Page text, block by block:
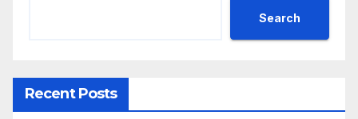
Search
Recent Posts